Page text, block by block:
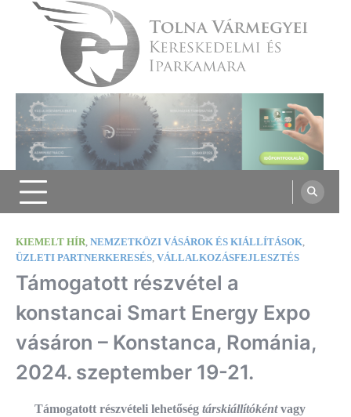
Tolna Vármegyei Kereskedelmi és
Iparkamara
KIEMELT HÍR, NEMZETKÖZI VÁSÁROK ÉS KIÁLLÍTÁSOK,
ÜZLETI PARTNERKERESÉS, VÁLLALKOZÁSFEJLESZTÉS
Támogatott részvétel a
konstancai Smart Energy Expo
vásáron – Konstanca, Románia,
2024. szeptember 19-21.
Támogatott részvételi lehetőség társkiállítókéntvagy